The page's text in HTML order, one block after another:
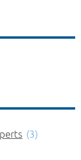
(3)